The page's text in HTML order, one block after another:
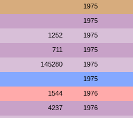
1975
1975
1252 1975
711 1975
145280 1975
1975
1544 1976
4237 1976